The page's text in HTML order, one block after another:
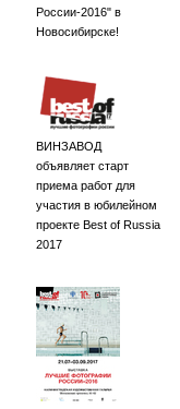
России-2016" в
Новосибирске!
ВИНЗАВОД
объявляет старт
приема работ для
участия в юбилейном
проекте Best of Russia
2017